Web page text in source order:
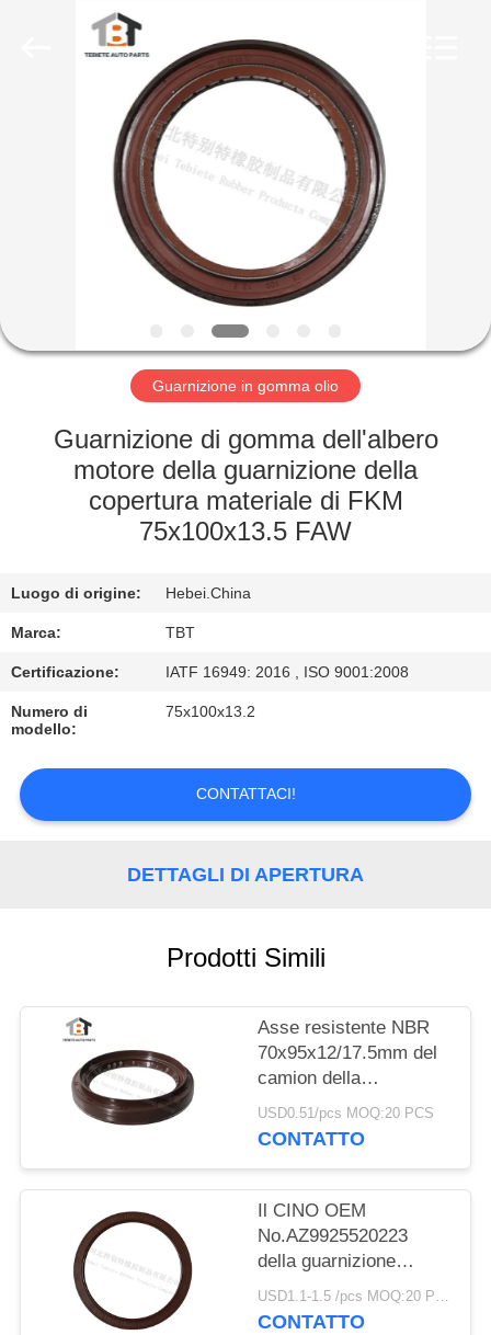
PRODOTTI
GIRO
FABBRICA
CONTROLLO
CONTATTICI
NOTIZIE
CASI
Guarnizione in gomma olio
Guarnizione di gomma dell'albero
motore della guarnizione della
copertura materiale di FKM
75x100x13.5 FAW
Luogo di origine: Hebei.China
Marca: TBT
Certificazione: IATF 16949: 2016 , ISO 9001:2008
Numero di
modello:
75x100x13.2
CONTATTACI!
DETTAGLI DI APERTURA
Prodotti Simili
Asse resistente NBR
70x95x12/17.5mm del
camion della
guarnizione del camion
di Dongfeng
USD0.51/pcs MOQ:20 PCS
CONTATTO
Il CINO OEM
No.AZ9925520223
della guarnizione
dell'asse dell'equilibrio
di HOWO gradua
USD1.1-1.5 /pcs MOQ:20 PCS
CONTATTO